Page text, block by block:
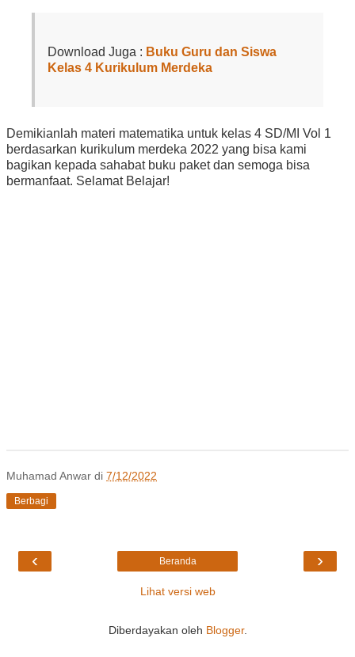
Download Juga : Buku Guru dan Siswa
Kelas 4 Kurikulum Merdeka
Demikianlah materi matematika untuk kelas 4 SD/MI Vol 1
berdasarkan kurikulum merdeka 2022 yang bisa kami
bagikan kepada sahabat buku paket dan semoga bisa
bermanfaat. Selamat Belajar!
Muhamad Anwar di 7/12/2022
Berbagi
‹ ›
Beranda
Lihat versi web
Diberdayakan oleh Blogger.